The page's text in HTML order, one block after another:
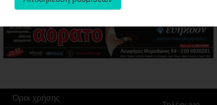
Όροι χρήσης